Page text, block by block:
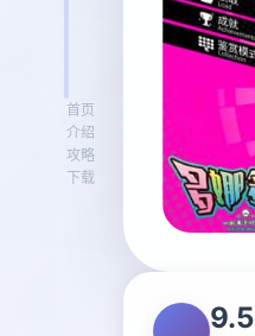
首页
介绍
攻略
下载
9.5